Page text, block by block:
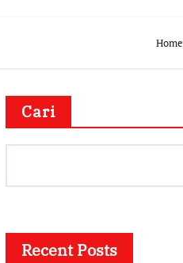
Home
Cari
Recent Posts